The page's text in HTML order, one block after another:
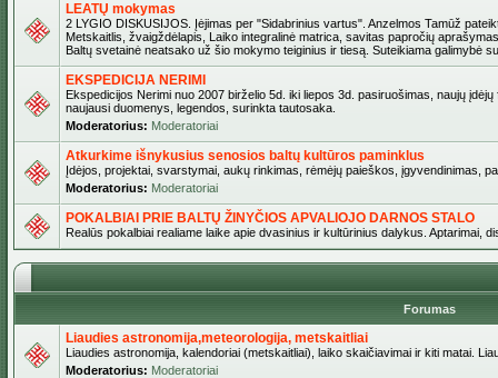
LEATŲ mokymas
2 LYGIO DISKUSIJOS. Įėjimas per "Sidabrinius vartus". Anzelmos Tamūž
Metskaitlis, žvaigždėlapis, Laiko integralinė matrica, savitas papročių
Baltų svetainė neatsako už šio mokymo teiginius ir tiesą. Suteikiama galimybė
EKSPEDICIJA NERIMI
Ekspedicijos Nerimi nuo 2007 birželio 5d. iki liepos 3d. pasiruošimas, naujų
naujausi duomenys, legendos, surinkta tautosaka.
Moderatorius: Moderatoriai
Atkurkime išnykusius senosios baltų kultūros paminklus
Įdėjos, projektai, svarstymai, aukų rinkimas, rėmėjų paieškos, įgyvendinimas,
Moderatorius: Moderatoriai
POKALBIAI PRIE BALTŲ ŽINYČIOS APVALIOJO DARNOS STALO
Realūs pokalbiai realiame laike apie dvasinius ir kultūrinius dalykus. Aptarimai,
Forumas
Liaudies astronomija,meteorologija, metskaitliai
Liaudies astronomija, kalendoriai (metskaitliai), laiko skaičiavimai ir kiti matai.
Moderatorius: Moderatoriai